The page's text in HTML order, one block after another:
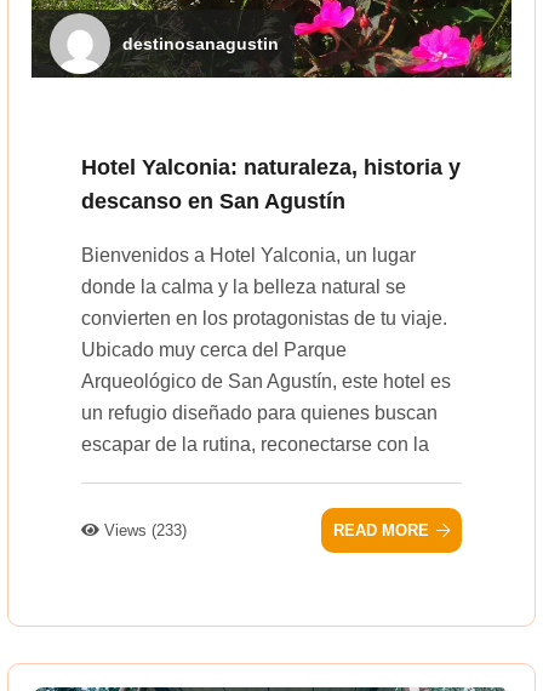
destinosanagustin
Hotel Yalconia: naturaleza, historia y
descanso en San Agustín
Bienvenidos a Hotel Yalconia, un lugar
donde la calma y la belleza natural se
convierten en los protagonistas de tu viaje.
Ubicado muy cerca del Parque
Arqueológico de San Agustín, este hotel es
un refugio diseñado para quienes buscan
escapar de la rutina, reconectarse con la
Views (233) READ MORE